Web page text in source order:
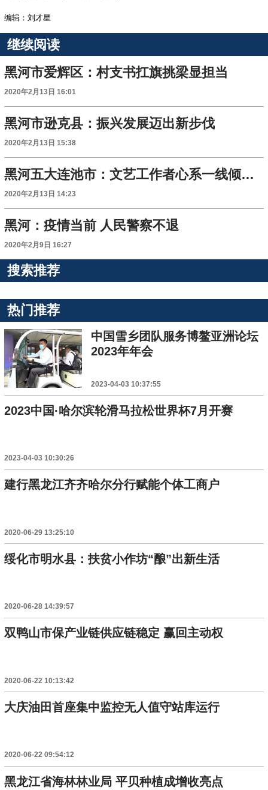
编辑：刘才星
继续阅读
黑河市爱辉区：村支书扛旗挑梁显担当
2020年2月13日 16:01
黑河市逊克县：振兴发展迈出新步伐
2020年2月13日 15:38
黑河五大连池市：文艺工作者心系一线倾情创作
2020年2月13日 14:23
黑河：疫情当前 人民警察不退
2020年2月9日 16:27
搜索推荐
热门推荐
中国雪乡团队服务博鳌亚洲论坛
2023年年会
2023-04-03 10:37:55
2023中国·哈尔滨轮滑马拉松世界杯7月开赛
2023-04-03 10:30:26
建行黑龙江齐齐哈尔分行赋能个体工商户
2020-06-29 13:25:10
绥化市明水县：扶贫小作坊“酿”出新生活
2020-06-28 14:39:57
双鸭山市保产业链供应链稳定 赢回主动权
2020-06-22 10:13:42
大庆油田首座集中监控无人值守站库运行
2020-06-22 09:54:12
黑龙江省海林林业局 平贝种植成增收亮点